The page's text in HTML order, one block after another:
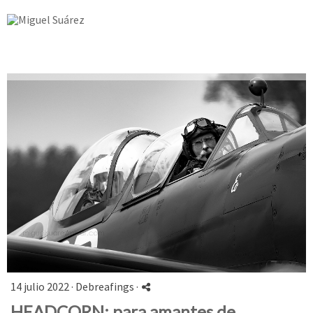
14 julio 2022 · Debreafings ·